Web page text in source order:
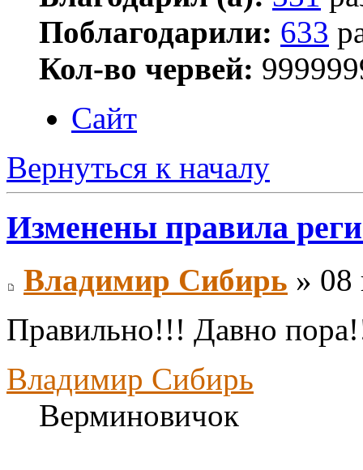
Поблагодарили: 633
Кол-во червей:
Сайт
Вернуться к началу
Изменены правила
Владимир Сибирь » 08
Правильно!!! Давно
Владимир Сибирь
Верминовичок